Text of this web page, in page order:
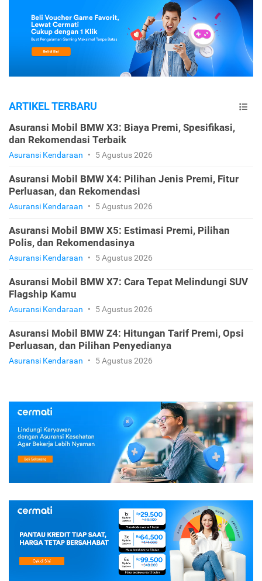
ARTIKEL TERBARU
Asuransi Mobil BMW X3: Biaya Premi, Spesifikasi,
dan Rekomendasi Terbaik
Asuransi Kendaraan • 5 Agustus 2026
Asuransi Mobil BMW X4: Pilihan Jenis Premi, Fitur
Perluasan, dan Rekomendasi
Asuransi Kendaraan • 5 Agustus 2026
Asuransi Mobil BMW X5: Estimasi Premi, Pilihan
Polis, dan Rekomendasinya
Asuransi Kendaraan • 5 Agustus 2026
Asuransi Mobil BMW X7: Cara Tepat Melindungi SUV
Flagship Kamu
Asuransi Kendaraan • 5 Agustus 2026
Asuransi Mobil BMW Z4: Hitungan Tarif Premi, Opsi
Perluasan, dan Pilihan Penyedianya
Asuransi Kendaraan • 5 Agustus 2026